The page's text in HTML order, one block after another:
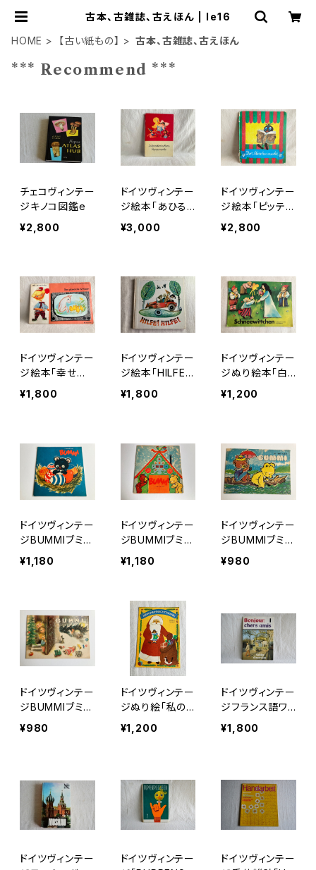
古本、古雑誌、古えほん | le16
HOME
【古い紙もの】 古本、古雑誌、古えほん
*** Recommend ***
チェコヴィンテー
ジキノコ図鑑e
¥2,800
ドイツヴィンテー
ジ絵本「あひる
さんとお人形」
¥3,000
ドイツヴィンテー
ジ絵本「ピッティ
のおとぎ話」
¥2,800
ドイツヴィンテー
ジ絵本「幸せな
子ブタさん」
¥1,800
ドイツヴィンテー
ジ絵本「HILFE!
HILFE!」
¥1,800
ドイツヴィンテー
ジぬり絵本「白
雪姫」
¥1,200
ドイツヴィンテー
ジBUMMIブミ19
68/6
¥1,180
ドイツヴィンテー
ジBUMMIブミ19
68/7
¥1,180
ドイツヴィンテー
ジBUMMIブミ19
85/16
¥980
ドイツヴィンテー
ジBUMMIブミ19
84/23
¥980
ドイツヴィンテー
ジぬり絵「私の
サンタさん」
¥1,200
ドイツヴィンテー
ジフランス語ワ
ークブック「Bon
jour,chers ami
¥1,800
ドイツヴィンテー
ドイツヴィンテー
ドイツヴィンテー